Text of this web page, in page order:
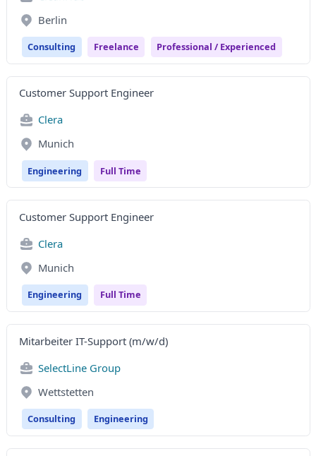
Berlin
Consulting Freelance Professional / Experienced
Customer Support Engineer
Clera
Munich
Engineering Full Time
Customer Support Engineer
Clera
Munich
Engineering Full Time
Mitarbeiter IT-Support (m/w/d)
SelectLine Group
Wettstetten
Consulting Engineering